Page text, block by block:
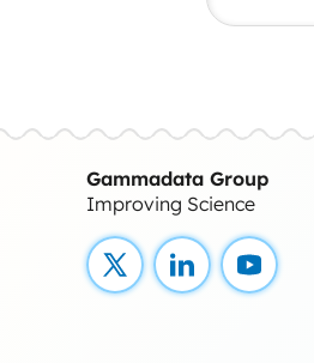
Gammadata Group
Improving Science
X LinkedInYouTube